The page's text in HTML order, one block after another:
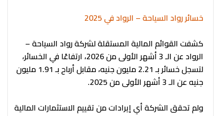
خسائر رواد السياحة – الرواد في 2025
كشفت القوائم المالية المستقلة لشركة رواد السياحة –
الرواد عن الـ 3 أشهر الأولى من 2026، ارتفاعًا في الخسائر،
لتسجل خسائر بـ 2.21 مليون جنيه، مقابل أرباح بـ 1.91 مليون
جنيه عن الـ 3 أشهر الأولى من 2025.
ولم تحقق الشركة أي إيرادات من تقييم الاستثمارات المالية